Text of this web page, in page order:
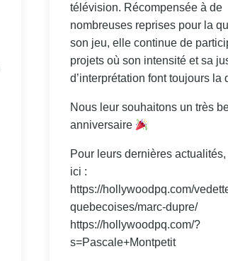
télévision. Récompensée à de
nombreuses reprises pour la
son jeu, elle continue de
projets où son intensité et sa
d’interprétation font toujours la
Nous leur souhaitons un très
anniversaire
Pour leurs dernières actualités,
ici :
https://hollywoodpq.com/
quebecoises/marc-dupre/
https://hollywoodpq.com/?
s=Pascale+Montpetit